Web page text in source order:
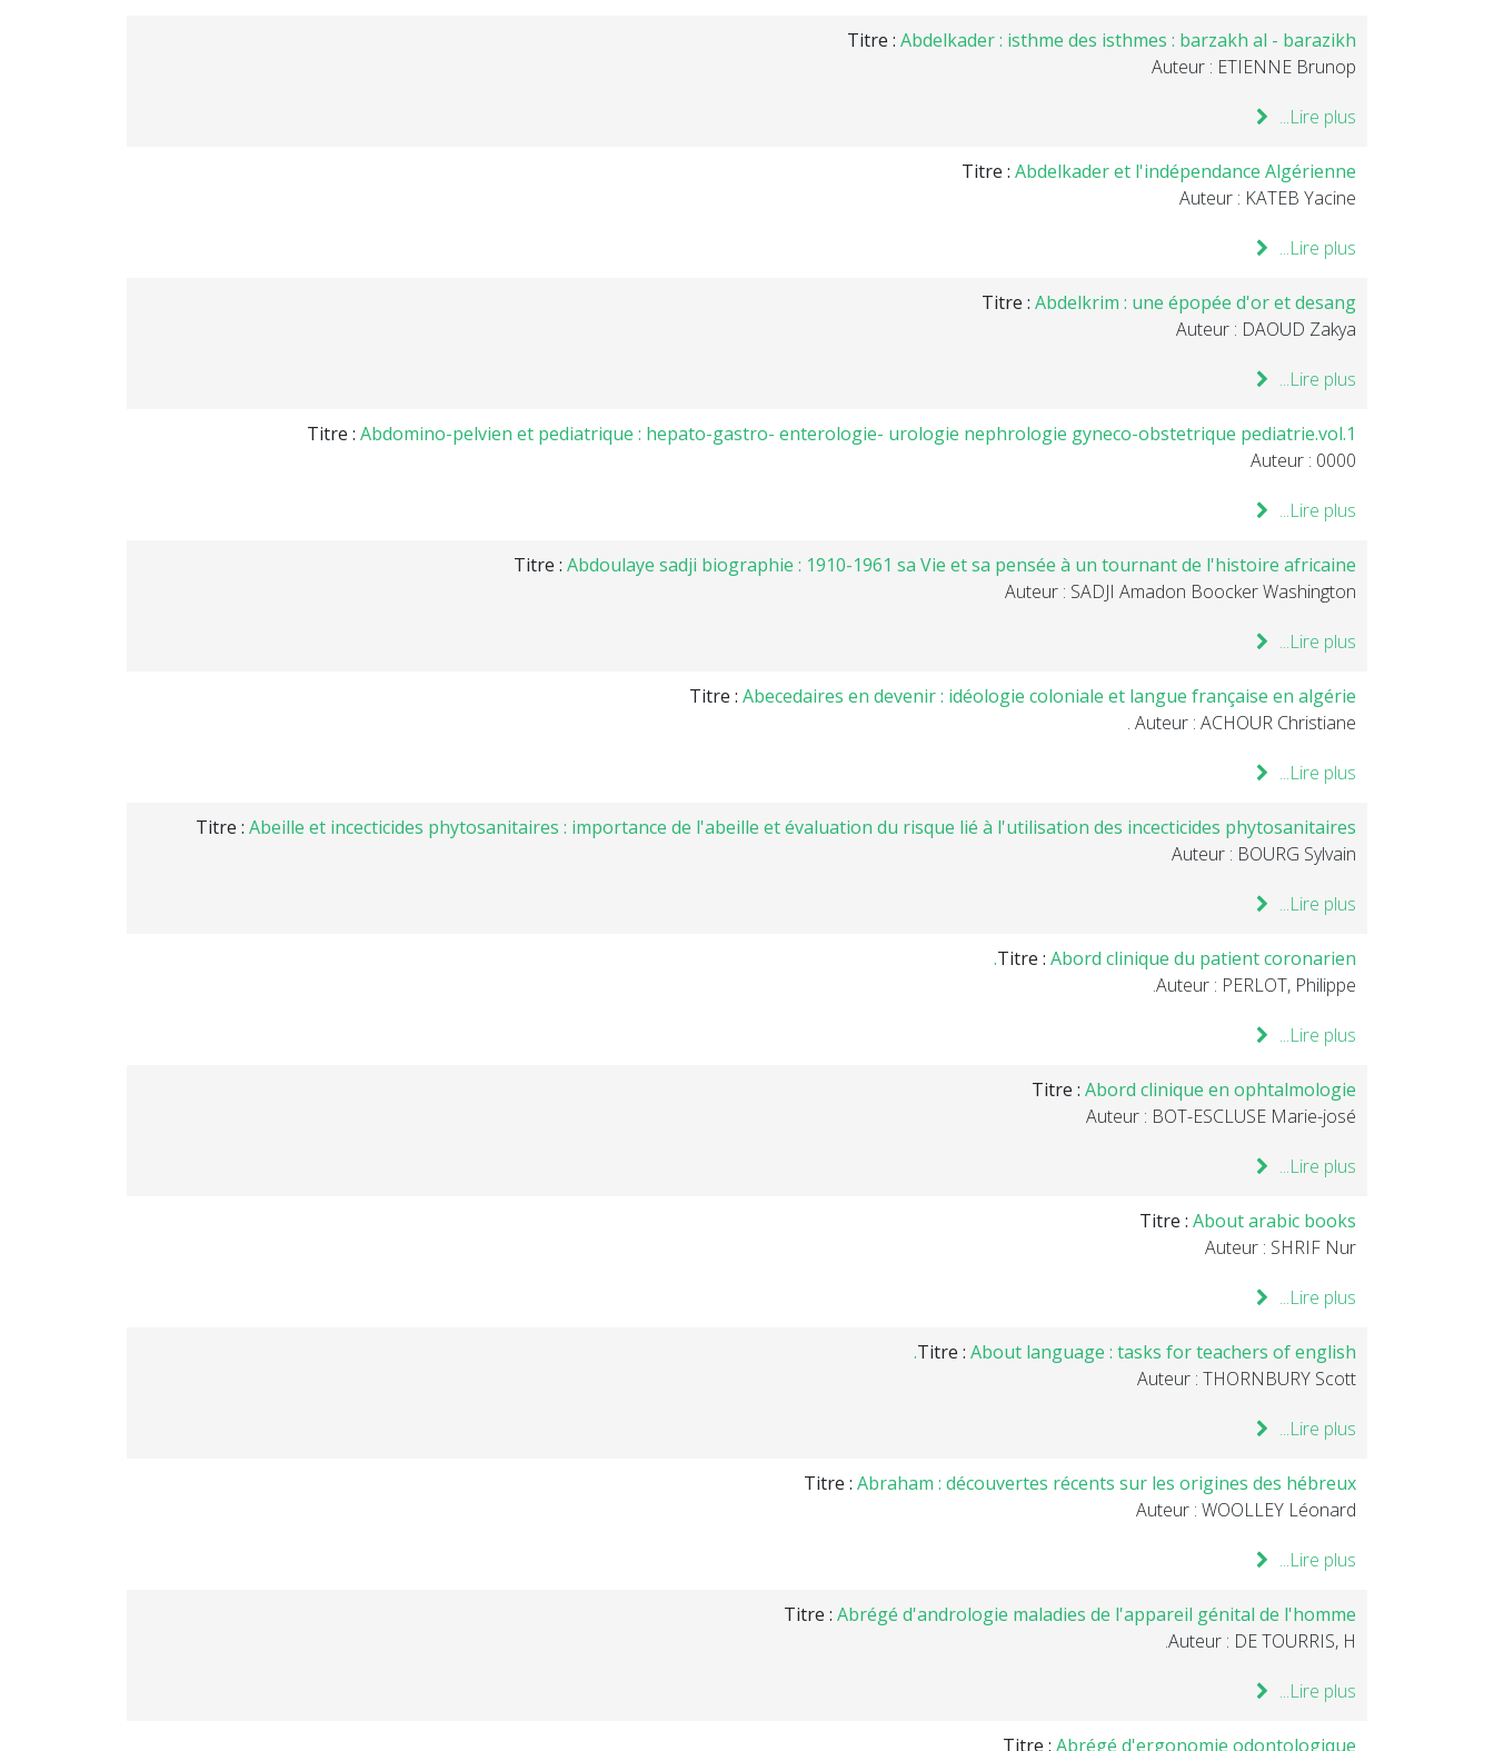
Titre : Abdelkader : isthme des isthmes : barzakh al - barazikh
Auteur : ETIENNE Brunop
Lire plus...
Titre : Abdelkader et l'indépendance Algérienne
Auteur : KATEB Yacine
Lire plus...
Titre : Abdelkrim : une épopée d'or et desang
Auteur : DAOUD Zakya
Lire plus...
Titre : Abdomino-pelvien et pediatrique : hepato-gastro- enterologie- urologie nephrologie gyneco-obstetrique pediatrie.vol.1
Auteur : 0000
Lire plus...
Titre : Abdoulaye sadji biographie : 1910-1961 sa Vie et sa pensée à un tournant de l'histoire africaine
Auteur : SADJI Amadon Boocker Washington
Lire plus...
Titre : Abecedaires en devenir : idéologie coloniale et langue française en algérie
Auteur : ACHOUR Christiane .
Lire plus...
Titre : Abeille et incecticides phytosanitaires : importance de l'abeille et évaluation du risque lié à l'utilisation des incecticides phytosanitaires
Auteur : BOURG Sylvain
Lire plus...
Titre : Abord clinique du patient coronarien.
Auteur : PERLOT, Philippe.
Lire plus...
Titre : Abord clinique en ophtalmologie
Auteur : BOT-ESCLUSE Marie-josé
Lire plus...
Titre : About arabic books
Auteur : SHRIF Nur
Lire plus...
Titre : About language : tasks for teachers of english.
Auteur : THORNBURY Scott
Lire plus...
Titre : Abraham : découvertes récents sur les origines des hébreux
Auteur : WOOLLEY Léonard
Lire plus...
Titre : Abrégé d'andrologie maladies de l'appareil génital de l'homme
Auteur : DE TOURRIS, H.
Lire plus...
Titre : Abrégé d'ergonomie odontologique